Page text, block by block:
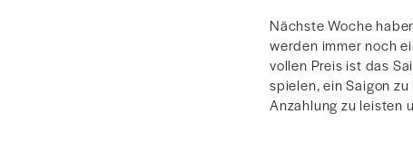
Nächste Woche
werden immer noch
vollen Preis ist das
spielen, ein Saigon
Anzahlung zu leisten